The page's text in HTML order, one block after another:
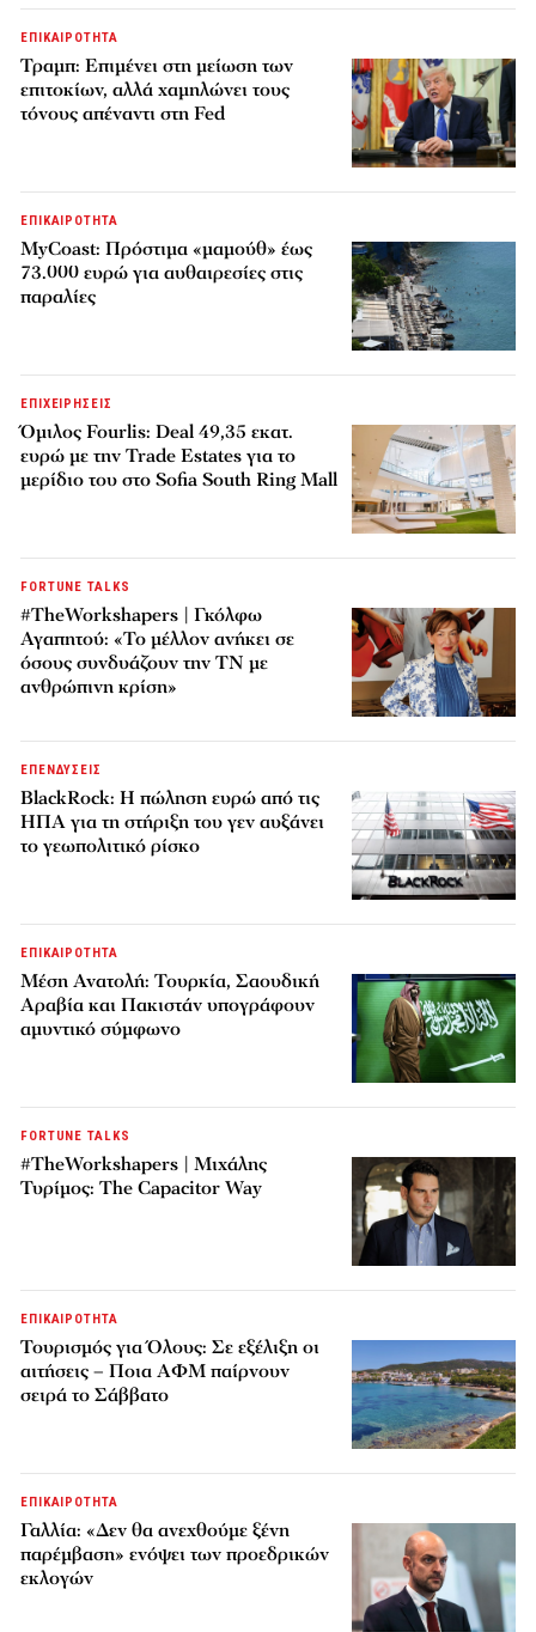
ΕΠΙΚΑΙΡΟΤΗΤΑ
Τραμπ: Επιμένει στη μείωση των
επιτοκίων, αλλά χαμηλώνει τους
τόνους απέναντι στη Fed
ΕΠΙΚΑΙΡΟΤΗΤΑ
MyCoast: Πρόστιμα «μαμούθ» έως
73.000 ευρώ για αυθαιρεσίες στις
παραλίες
ΕΠΙΧΕΙΡΗΣΕΙΣ
Όμιλος Fourlis: Deal 49,35 εκατ.
ευρώ με την Trade Estates για το
μερίδιο του στο Sofia South Ring Mall
FORTUNE TALKS
#TheWorkshapers | Γκόλφω
Αγαπητού: «Το μέλλον ανήκει σε
όσους συνδυάζουν την ΤΝ με
ανθρώπινη κρίση»
ΕΠΕΝΔΥΣΕΙΣ
BlackRock: Η πώληση ευρώ από τις
ΗΠΑ για τη στήριξη του γεν αυξάνει
το γεωπολιτικό ρίσκο
ΕΠΙΚΑΙΡΟΤΗΤΑ
Μέση Ανατολή: Τουρκία, Σαουδική
Αραβία και Πακιστάν υπογράφουν
αμυντικό σύμφωνο
FORTUNE TALKS
#TheWorkshapers | Μιχάλης
Τυρίμος: The Capacitor Way
ΕΠΙΚΑΙΡΟΤΗΤΑ
Τουρισμός για Όλους: Σε εξέλιξη οι
αιτήσεις – Ποια ΑΦΜ παίρνουν
σειρά το Σάββατο
ΕΠΙΚΑΙΡΟΤΗΤΑ
Γαλλία: «Δεν θα ανεχθούμε ξένη
παρέμβαση» ενόψει των προεδρικών
εκλογών